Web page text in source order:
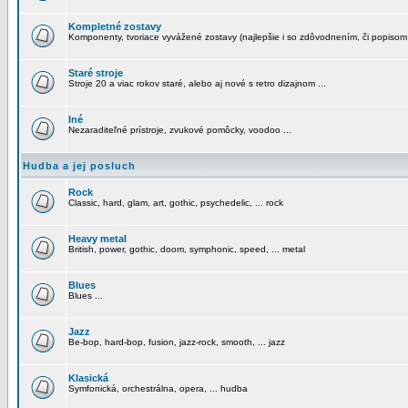
Kompletné zostavy
Komponenty, tvoriace vyvážené zostavy (najlepšie i so zdôvodnením, či
Staré stroje
Stroje 20 a viac rokov staré, alebo aj nové s retro dizajnom ...
Iné
Nezaraditeľné prístroje, zvukové pomôcky, voodoo ...
Hudba a jej posluch
Rock
Classic, hard, glam, art, gothic, psychedelic, ... rock
Heavy metal
British, power, gothic, doom, symphonic, speed, ... metal
Blues
Blues ...
Jazz
Be-bop, hard-bop, fusion, jazz-rock, smooth, ... jazz
Klasická
Symfonická, orchestrálna, opera, ... hudba